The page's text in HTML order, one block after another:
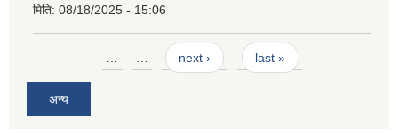
मिति: 08/18/2025 - 15:06
… … next › last »
अन्य